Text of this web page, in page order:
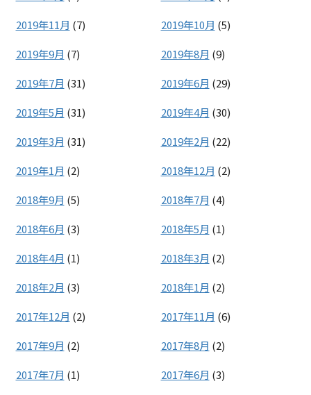
2019年11月 (7) 2019年10月 (5)
2019年9月 (7) 2019年8月 (9)
2019年7月 (31) 2019年6月 (29)
2019年5月 (31) 2019年4月 (30)
2019年3月 (31) 2019年2月 (22)
2019年1月 (2) 2018年12月 (2)
2018年9月 (5) 2018年7月 (4)
2018年6月 (3) 2018年5月 (1)
2018年4月 (1) 2018年3月 (2)
2018年2月 (3) 2018年1月 (2)
2017年12月 (2) 2017年11月 (6)
2017年9月 (2) 2017年8月 (2)
2017年7月 (1) 2017年6月 (3)